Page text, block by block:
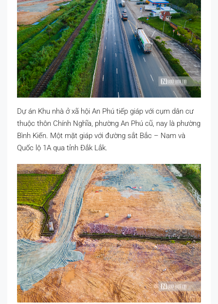
Dự án Khu nhà ở xã hội An Phú tiếp giáp với cụm dân cư
thuộc thôn Chính Nghĩa, phường An Phú cũ, nay là phường
Bình Kiến. Một mặt giáp với đường sắt Bắc – Nam và
Quốc lộ 1A qua tỉnh Đắk Lắk.